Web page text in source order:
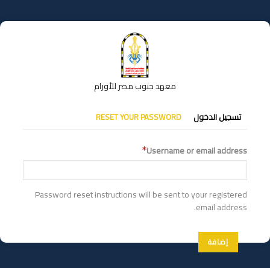
إلى
المحتوى
معهد جنوب مصر للأورام
التبويبات
الأساسية
تسجيل الدخول RESET YOUR PASSWORD
Username or email address
Password reset instructions will be sent to your registered
email address.